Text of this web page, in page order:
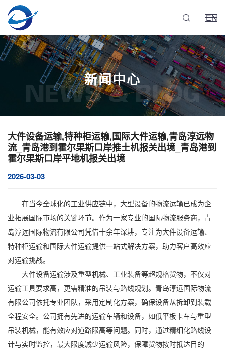
EN
新闻中心
NEWS & BLOG
大件设备运输,特种柜运输,国际大件运输,青岛淳远物
流_青岛港到霍尔果斯口岸推土机报关出境_青岛港到
霍尔果斯口岸平地机报关出境
2026-03-03
在当今全球化的工业供应链中， 大型设备的物流运输已成为企
业拓展国际市场的关键环节。作为一家专业的国际物流服务商， 青
岛淳远国际物流有限公司凭借十余年深耕，专注为大件设备运输、
特种柜运输和国际大件运输提供一站式解决方案，助力客户高效应
对运输挑战。
大件设备运输涉及重型机械、工业装备等超规格货物，不仅对
运输工具要求高，更需精准的吊装与路线规划。青岛淳远国际物流
有限公司依托专业团队，采用定制化方案，确保设备从拆卸到装载
全程安全。公司拥有先进的运输车辆和设备，如低平板卡车与重型
吊装机械，能有效应对道路限高等问题。同时，通过精细化路线设
计与实时监控，最大限度减少运输风险，保障货物按时抵达目的